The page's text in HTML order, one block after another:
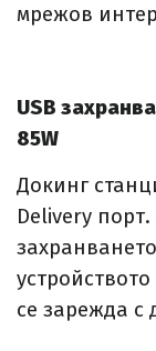
мрежов
USB
85W
Докинг
Delivery
устройството
се зарежда с